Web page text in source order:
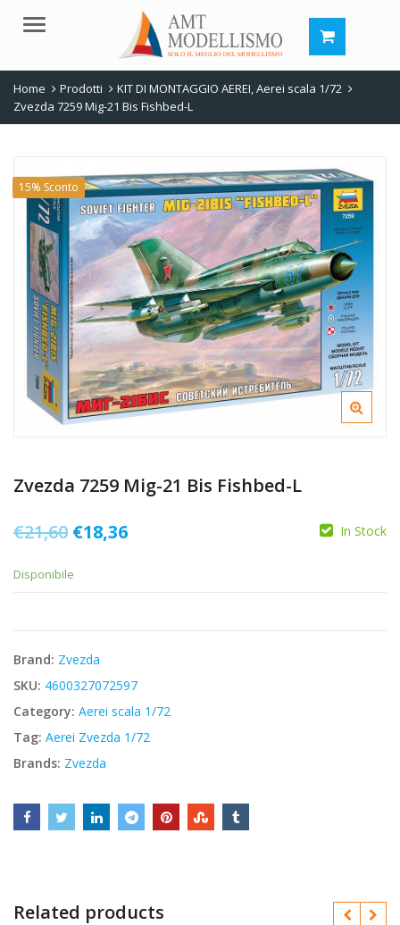
Menu
Home Prodotti KIT DI MONTAGGIO AEREI,Aerei scala 1/72
Zvezda 7259 Mig-21 Bis Fishbed-L
15% Sconto
Zvezda 7259 Mig-21 Bis Fishbed-L
€21,60 Il
€18,36Il
In Stock
Disponibile
Brand: Zvezda
SKU: 4600327072597
Category: Aerei scala 1/72
Tag: Aerei Zvezda 1/72
Brands: Zvezda
Related products